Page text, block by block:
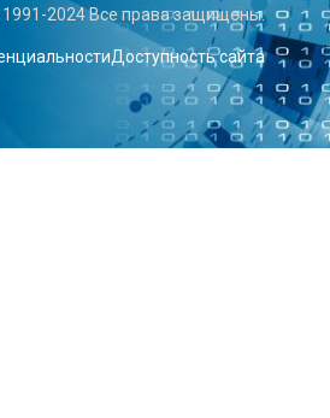
2024 Все права защищены.
Доступность сайта